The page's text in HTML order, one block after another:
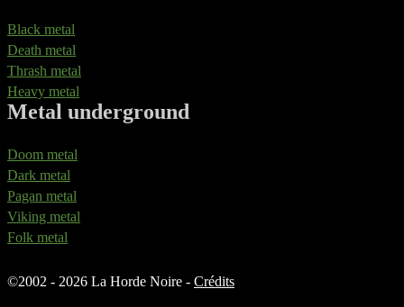
Black metal
Death metal
Thrash metal
Heavy metal
Metal underground
Doom metal
Dark metal
Pagan metal
Viking metal
Folk metal
©2002 - 2026 La Horde Noire - Crédits